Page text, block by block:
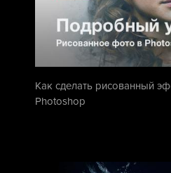
Как сделать рисованный
Photoshop